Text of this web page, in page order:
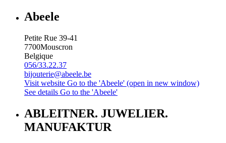
Abeele
Petite Rue 39-41
7700Mouscron
Belgique
056/33.22.37
bijouterie@abeele.be
Visit website Go to the 'Abeele' (open in new window)
See details Go to the 'Abeele'
ABLEITNER. JUWELIER.
MANUFAKTUR